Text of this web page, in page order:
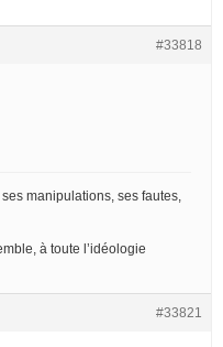
#33818
manipulations, ses fautes,
à toute l’idéologie
#33821